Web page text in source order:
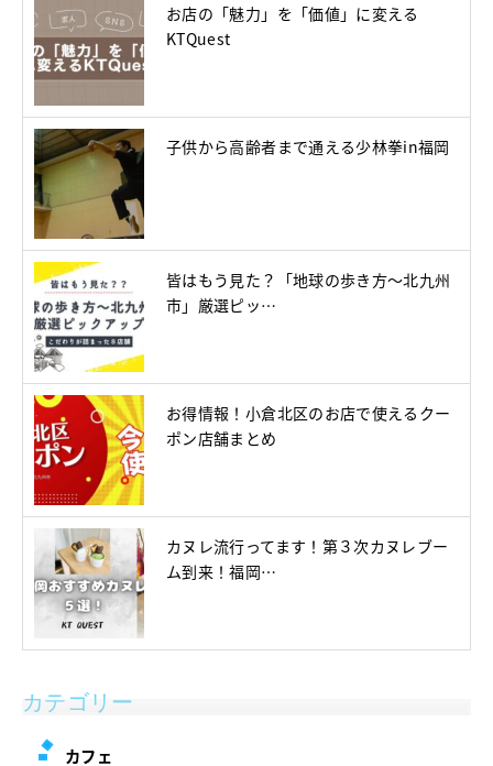
お店の「魅力」を「価値」に変える
KTQuest
子供から高齢者まで通える少林拳in福岡
皆はもう見た？「地球の歩き方～北九州
市」厳選ピッ…
お得情報！小倉北区のお店で使えるクー
ポン店舗まとめ
カヌレ流行ってます！第３次カヌレブー
ム到来！福岡…
カテゴリー
カフェ